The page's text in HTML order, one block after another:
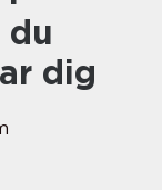
du
dig